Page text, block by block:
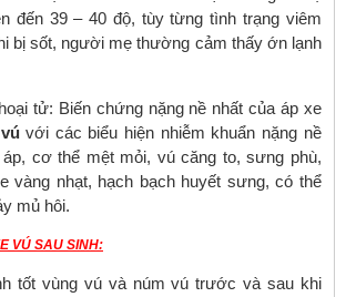
đến 39 – 40 độ, tùy từng tình trạng viêm
bị sốt, người mẹ thường cảm thấy ớn lạnh
tử: Biến chứng nặng nề nhất của áp xe
với các biểu hiện nhiễm khuẩn nặng nề
cơ thể mệt mỏi, vú căng to, sưng phù,
vàng nhạt, hạch bạch huyết sưng, có thể
mủ hôi.
VÚ SAU SINH:
tốt vùng vú và núm vú trước và sau khi